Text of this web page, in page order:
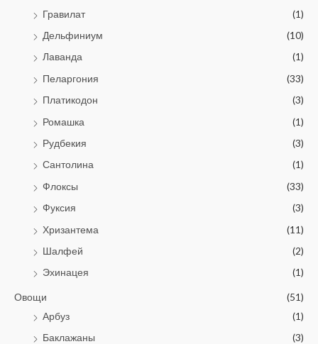
Гравилат
(1)
Дельфиниум
(10)
Лаванда
(1)
Пеларгония
(33)
Платикодон
(3)
Ромашка
(1)
Рудбекия
(3)
Сантолина
(1)
Флоксы
(33)
Фуксия
(3)
Хризантема
(11)
Шалфей
(2)
Эхинацея
(1)
Овощи
(51)
Арбуз
(1)
Баклажаны
(3)